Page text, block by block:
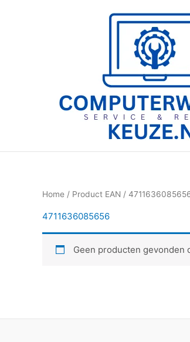
Home / Product EAN /
4711636085656
Geen producten gevonden